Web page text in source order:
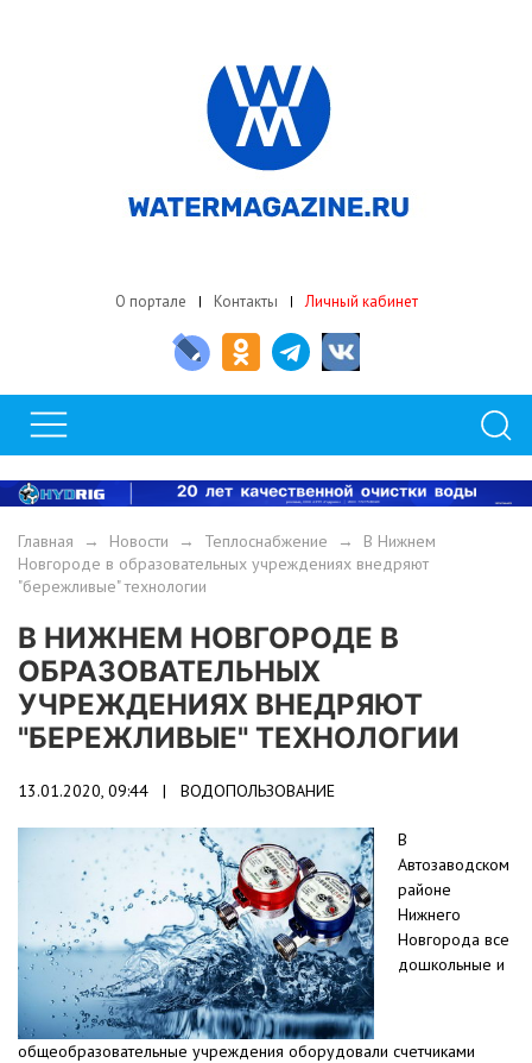
О портале Контакты Личный кабинет
Главная → Новости → Теплоснабжение → В Нижнем
Новгороде в образовательных учреждениях внедряют
"бережливые" технологии
В НИЖНЕМ НОВГОРОДЕ В
ОБРАЗОВАТЕЛЬНЫХ
УЧРЕЖДЕНИЯХ ВНЕДРЯЮТ
"БЕРЕЖЛИВЫЕ" ТЕХНОЛОГИИ
13.01.2020, 09:44 | ВОДОПОЛЬЗОВАНИЕ
В
Автозаводском
районе
Нижнего
Новгорода все
дошкольные и
общеобразовательные учреждения оборудовали счетчиками